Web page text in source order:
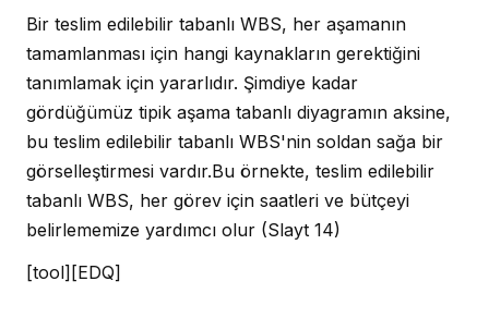
Bir teslim edilebilir tabanlı WBS, her aşamanın
tamamlanması için hangi kaynakların gerektiğini
tanımlamak için yararlıdır. Şimdiye kadar
gördüğümüz tipik aşama tabanlı diyagramın aksine,
bu teslim edilebilir tabanlı WBS'nin soldan sağa bir
görselleştirmesi vardır.Bu örnekte, teslim edilebilir
tabanlı WBS, her görev için saatleri ve bütçeyi
belirlememize yardımcı olur (Slayt 14)
[tool][EDQ]